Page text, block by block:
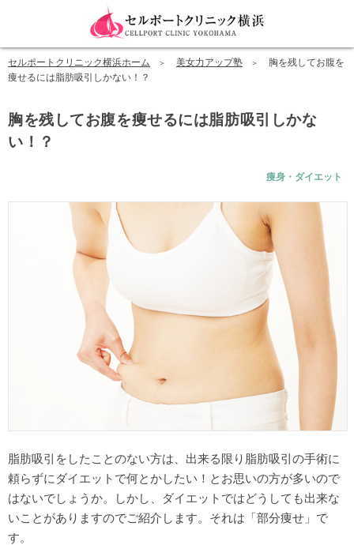
セルポートクリニック横浜ホーム 美女力アップ塾
胸を残してお腹を
痩せるには脂肪吸引しかない！？
胸を残してお腹を痩せるには脂肪吸引しかな
い！？
痩身・ダイエット
脂肪吸引をしたことのない方は、出来る限り脂肪吸引の手術に
頼らずにダイエットで何とかしたい！とお思いの方が多いので
はないでしょうか。しかし、ダイエットではどうしても出来な
いことがありますのでご紹介します。それは「部分痩せ」で
す。